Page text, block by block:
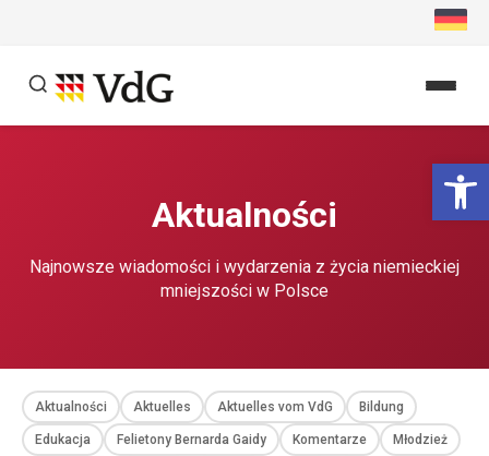
Aktualności
Najnowsze wiadomości i wydarzenia z życia niemieckiej
mniejszości w Polsce
Aktualności Aktuelles Aktuelles vom VdG Bildung
Edukacja Felietony Bernarda Gaidy Komentarze Młodzież